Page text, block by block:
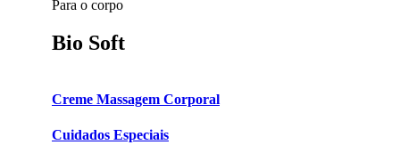
Para o corpo
Bio Soft
Creme Massagem Corporal
Cuidados Especiais